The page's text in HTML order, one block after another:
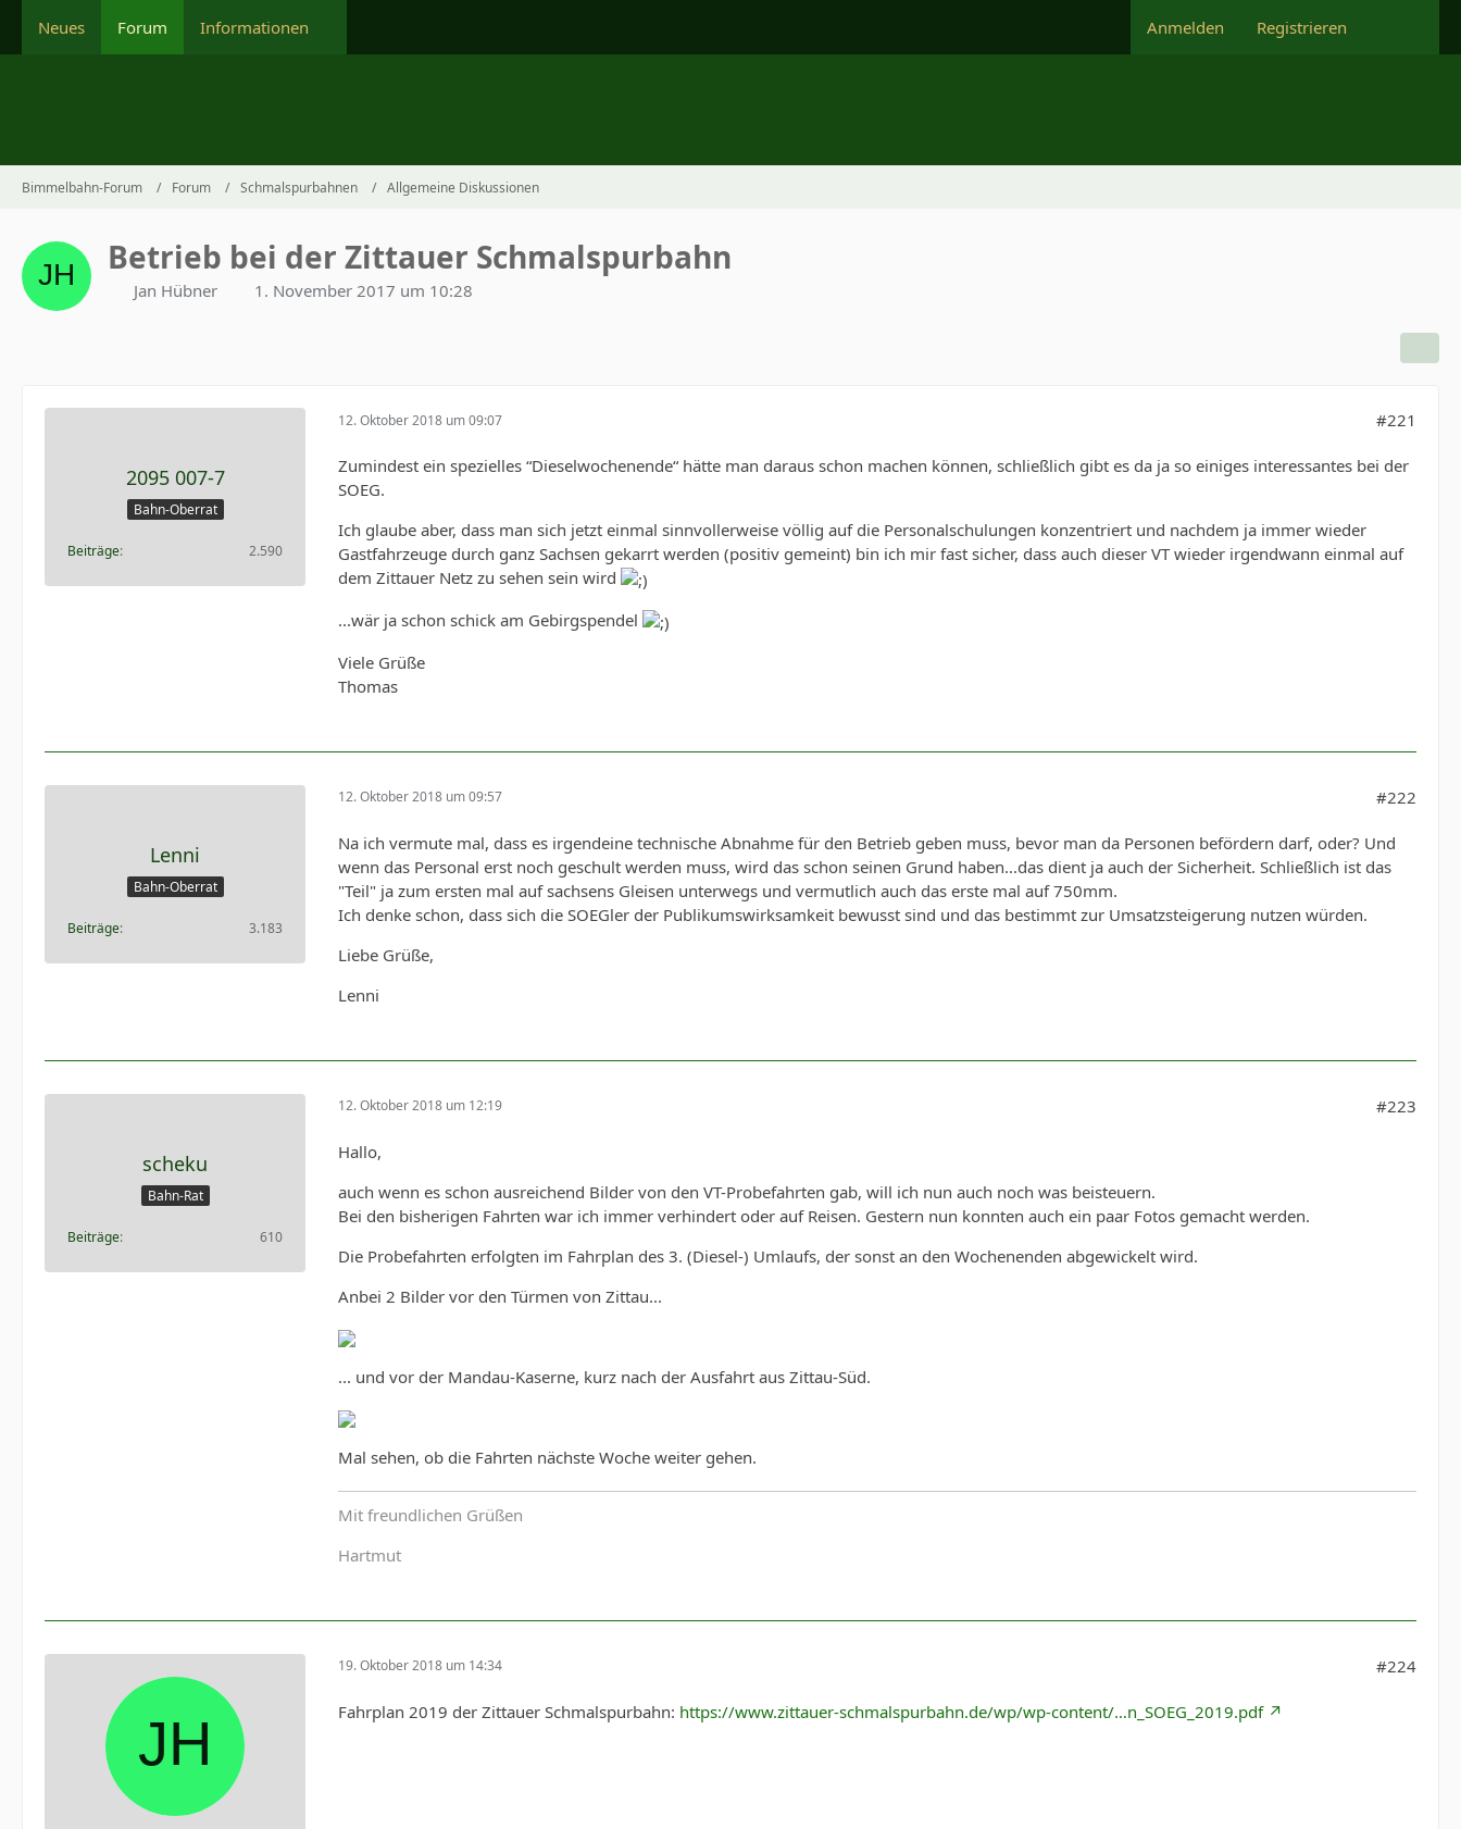
Neues Forum Informationen Anmelden Registrieren
Bimmelbahn-Forum Forum Schmalspurbahnen Allgemeine Diskussionen
Betrieb bei der Zittauer Schmalspurbahn
Jan Hübner 1. November 2017 um 10:28
2095 007-7
Bahn-Oberrat
Beiträge 2.590
12. Oktober 2018 um 09:07 #221
Zumindest ein spezielles “Dieselwochenende“ hätte man daraus schon machen können, schließlich gibt es da ja so einiges interessantes bei der
SOEG.
Ich glaube aber, dass man sich jetzt einmal sinnvollerweise völlig auf die Personalschulungen konzentriert und nachdem ja immer wieder
Gastfahrzeuge durch ganz Sachsen gekarrt werden (positiv gemeint) bin ich mir fast sicher, dass auch dieser VT wieder irgendwann einmal auf
dem Zittauer Netz zu sehen sein wird
...wär ja schon schick am Gebirgspendel
Viele Grüße
Thomas
Lenni
Bahn-Oberrat
Beiträge 3.183
12. Oktober 2018 um 09:57 #222
Na ich vermute mal, dass es irgendeine technische Abnahme für den Betrieb geben muss, bevor man da Personen befördern darf, oder? Und
wenn das Personal erst noch geschult werden muss, wird das schon seinen Grund haben...das dient ja auch der Sicherheit. Schließlich ist das
"Teil" ja zum ersten mal auf sachsens Gleisen unterwegs und vermutlich auch das erste mal auf 750mm.
Ich denke schon, dass sich die SOEGler der Publikumswirksamkeit bewusst sind und das bestimmt zur Umsatzsteigerung nutzen würden.
Liebe Grüße,
Lenni
scheku
Bahn-Rat
Beiträge 610
12. Oktober 2018 um 12:19 #223
Hallo,
auch wenn es schon ausreichend Bilder von den VT-Probefahrten gab, will ich nun auch noch was beisteuern.
Bei den bisherigen Fahrten war ich immer verhindert oder auf Reisen. Gestern nun konnten auch ein paar Fotos gemacht werden.
Die Probefahrten erfolgten im Fahrplan des 3. (Diesel-) Umlaufs, der sonst an den Wochenenden abgewickelt wird.
Anbei 2 Bilder vor den Türmen von Zittau...
... und vor der Mandau-Kaserne, kurz nach der Ausfahrt aus Zittau-Süd.
Mal sehen, ob die Fahrten nächste Woche weiter gehen.
Mit freundlichen Grüßen
Hartmut
19. Oktober 2018 um 14:34 #224
Fahrplan 2019 der Zittauer Schmalspurbahn: https://www.zittauer-schmalspurbahn.de/wp/wp-content/…n_SOEG_2019.pdf